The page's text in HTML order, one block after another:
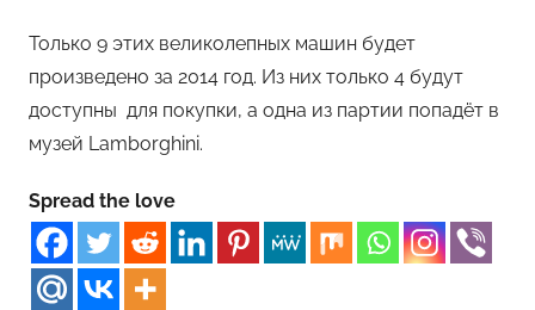
Только 9 этих великолепных машин будет
произведено за 2014 год. Из них только 4 будут
доступны для покупки, а одна из партии попадёт в
музей Lamborghini.
Spread the love